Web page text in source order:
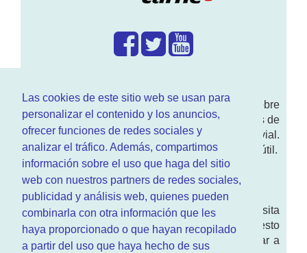
Las cookies de este sitio web se usan para
personalizar el contenido y los anuncios,
ofrecer funciones de redes sociales y
analizar el tráfico. Además, compartimos
información sobre el uso que haga del sitio
web con nuestros partners de redes sociales,
publicidad y análisis web, quienes pueden
combinarla con otra información que les
haya proporcionado o que hayan recopilado
a partir del uso que haya hecho de sus
Enwww.RenovarCarnet.comTe contamos sobre
larenovación del permisode conducir, noticias de
actualidad motor y sobre todo seguridad vial.
Ademas tenemos todo tipo de información DGT útil.
¿Quienes somos?
Quieres saber quien mantiene la pagina, visita
nuestrasección de contacto. Aquí tienes nuesto
aviso legal
. Basicamente no queremos engañar a